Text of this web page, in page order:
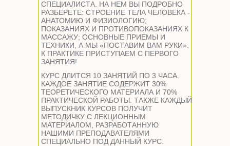
СПЕЦИАЛИСТА. НА НЕМ ВЫ ПОДРОБНО
РАЗБЕРЕТЕ: СТРОЕНИЕ ТЕЛА ЧЕЛОВЕКА -
АНАТОМИЮ И ФИЗИОЛОГИЮ;
ПОКАЗАНИЯХ И ПРОТИВОПОКАЗАНИЯХ К
МАССАЖУ; ОСНОВНЫЕ ПРИЕМЫ И
ТЕХНИКИ, А МЫ «ПОСТАВИМ ВАМ РУКИ».
К ПРАКТИКЕ ПРИСТУПАЕМ С ПЕРВОГО
ЗАНЯТИЯ!
КУРС ДЛИТСЯ 10 ЗАНЯТИЙ ПО 3 ЧАСА.
КАЖДОЕ ЗАНЯТИЕ СОДЕРЖИТ 30%
ТЕОРЕТИЧЕСКОГО МАТЕРИАЛА И 70%
ПРАКТИЧЕСКОЙ РАБОТЫ. ТАКЖЕ КАЖДЫЙ
ВЫПУСКНИК КУРСОВ ПОЛУЧИТ
МЕТОДИЧКУ С ЛЕКЦИОННЫМ
МАТЕРИАЛОМ, РАЗРАБОТАННУЮ
НАШИМИ ПРЕПОДАВАТЕЛЯМИ
СПЕЦИАЛЬНО ПОД ДАННЫЙ КУРС.